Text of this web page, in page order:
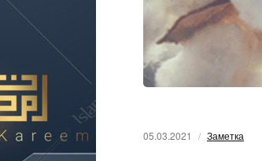
05.03.2021 Заметка